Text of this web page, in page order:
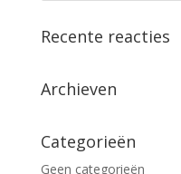
Recente reacties
Archieven
Categorieën
Geen categorieën